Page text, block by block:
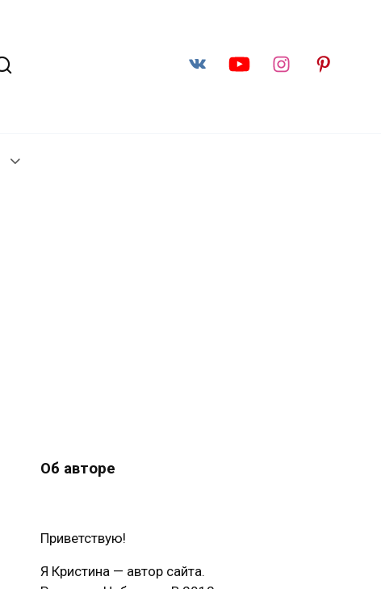
Об авторе
Приветствую!
Я Кристина — автор сайта.